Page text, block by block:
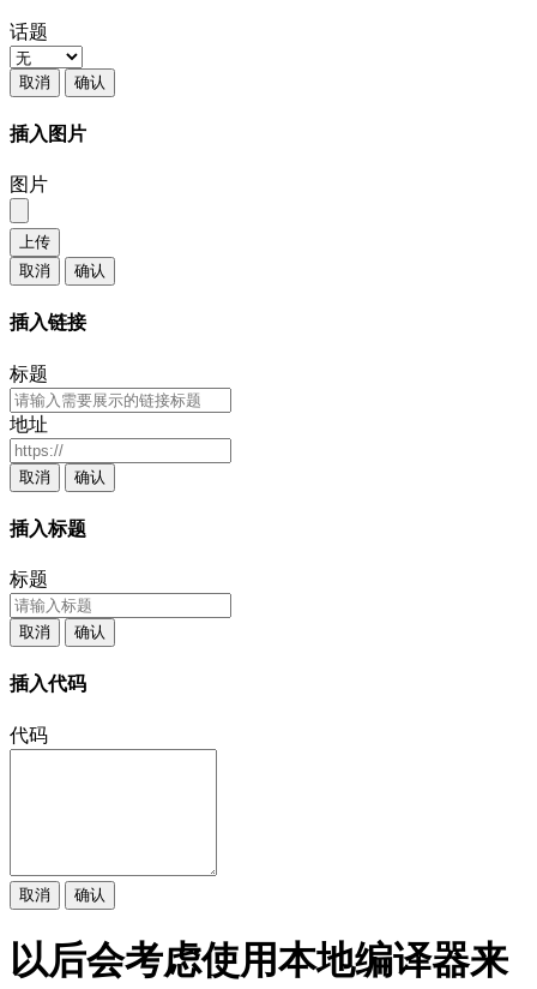
话题
取消 确认
插入图片
图片
上传
取消
确认
插入链接
标题
地址
取消 确认
插入标题
标题
取消 确认
插入代码
代码
取消 确认
以后会考虑使用本地编译器来